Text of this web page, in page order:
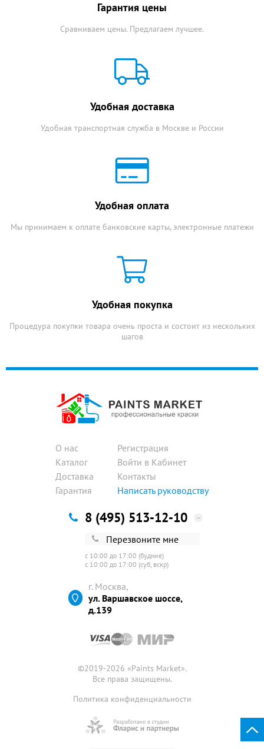
Гарантия цены
Сравниваем цены. Предлагаем лучшее.
Удобная доставка
Удобная транспортная служба в Москве и России
Удобная оплата
Мы принимаем к оплате банковские карты, электронные платежи
Удобная покупка
Процедура покупки товара очень проста и состоит из нескольких
шагов
О нас
Каталог
Доставка
Гарантия
Регистрация
Войти в Кабинет
Контакты
Написать руководству
8 (495) 513-12-10
Перезвоните мне
с 10:00 до 17:00 (будние)
с 10:00 до 17:00 (суб, вскр)
г. Москва,
ул. Варшавское шоссе,
д.139
©2019-2026 «Paints Market».
Все права защищены.
Политика конфиденциальности